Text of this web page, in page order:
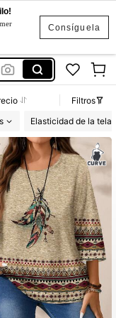
Consíguela
Filtros
Elasticidad de la tela